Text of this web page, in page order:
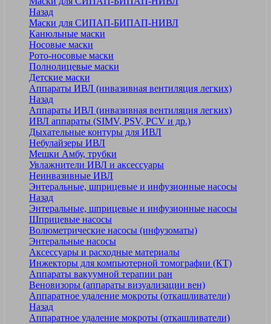
Назад
Маски для СИПАП-БИПАП-НИВЛ
Канюльные маски
Носовые маски
Рото-носовые маски
Полнолицевые маски
Детские маски
Аппараты ИВЛ (инвазивная вентиляция легких)
Назад
Аппараты ИВЛ (инвазивная вентиляция легких)
ИВЛ аппараты (SIMV, PSV, PCV и др.)
Дыхательные контуры для ИВЛ
Небулайзеры ИВЛ
Мешки Амбу, трубки
Увлажнители ИВЛ и аксессуары
Неинвазивные ИВЛ
Энтеральные, шприцевые и инфузионные насосы
Назад
Энтеральные, шприцевые и инфузионные насосы
Шприцевые насосы
Волюметрические насосы (инфузоматы)
Энтеральные насосы
Аксессуары и расходные материалы
Инжекторы для компьютерной томографии (КТ)
Аппараты вакуумной терапии ран
Веновизоры (аппараты визуализации вен)
Аппаратное удаление мокроты (откашливатели)
Назад
Аппаратное удаление мокроты (откашливатели)